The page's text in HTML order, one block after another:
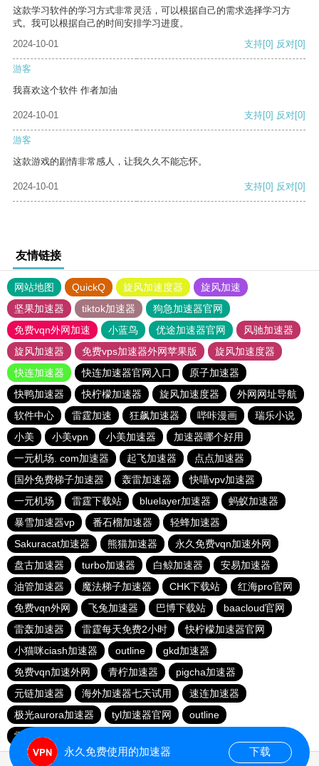
这款学习软件的学习方式非常灵活，可以根据自己的需求选择学习方
式。我可以根据自己的时间安排学习进度。
2024-10-01
支持[0] 反对[0]
游客
我喜欢这个软件 作者加油
2024-10-01 支持[0] 反对[0]
游客
这款游戏的剧情非常感人，让我久久不能忘怀。
2024-10-01 支持[0] 反对[0]
友情链接
网站地图 QuickQ 旋风加速度器
旋风加速
坚果加速器
tiktok加速器
狗急加速器官网
免费vqn外网加速
小蓝鸟 优途加速器官网
风驰加速器
旋风加速器
免费vps加速器外网苹果版
旋风加速度器
快连加速器
快连加速器官网入口
原子加速器
快鸭加速器
快柠檬加速器 旋风加速度器
外网网址导航
软件中心
雷霆加速 狂飙加速器 哔咔漫画
瑞乐小说
小美
小美vpn 小美加速器
加速器哪个好用
一元机场. com加速器
起飞加速器
点点加速器
国外免费梯子加速器
轰雷加速器
快喵vpv加速器
一元机场
雷霆下载站 bluelayer加速器
蚂蚁加速器
暴雪加速器vp
番石榴加速器
轻蜂加速器
Sakuracat加速器
熊猫加速器
永久免费vqn加速外网
盘古加速器
turbo加速器 白鲸加速器
安易加速器
油管加速器
魔法梯子加速器 CHK下载站
红海pro官网
免费vqn外网
飞兔加速器 巴博下载站
baacloud官网
雷轰加速器
雷霆每天免费2小时
快柠檬加速器官网
小猫咪ciash加速器
outline
gkd加速器
免费vqn加速外网
青柠加速器
pigcha加速器
元链加速器
海外加速器七天试用
速连加速器
极光aurora加速器
tyl加速器官网
outline
雷霆加速免费永久
永久免费使用的加速器 下载